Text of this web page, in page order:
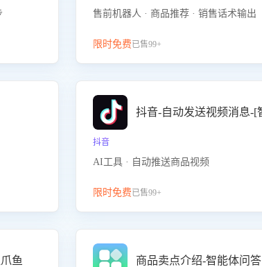
售前机器人 · 商品推荐 · 销售话术输出
限时免费已售99+
抖音
AI工具 · 自动推送商品视频
限时免费已售99+
鱼 商品卖点介绍-智能体问答